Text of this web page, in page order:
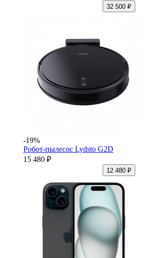
32 500 ₽
-19%
Робот-пылесос Lydsto G2D
15 480 ₽
12 480 ₽